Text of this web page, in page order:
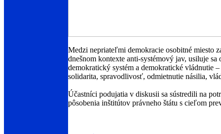
Medzi nepriateľmi demokracie osobitné miesto
dnešnom kontexte anti-systémový jav, usiluje
demokratický systém a demokratické vládnutie
solidarita, spravodlivosť, odmietnutie násilia,
Účastníci podujatia v diskusii sa sústredili na
pôsobenia inštitútov právneho štátu s cieľom